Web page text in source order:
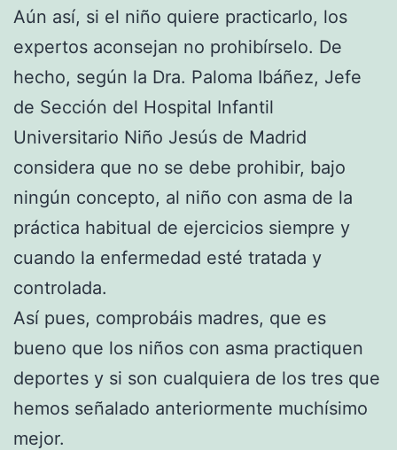
Aún así, si el niño quiere practicarlo, los
expertos aconsejan no prohibírselo. De
hecho, según la Dra. Paloma Ibáñez, Jefe
de Sección del Hospital Infantil
Universitario Niño Jesús de Madrid
considera que no se debe prohibir, bajo
ningún concepto, al niño con asma de la
práctica habitual de ejercicios siempre y
cuando la enfermedad esté tratada y
controlada.
Así pues, comprobáis madres, que es
bueno que los niños con asma practiquen
deportes y si son cualquiera de los tres que
hemos señalado anteriormente muchísimo
mejor.